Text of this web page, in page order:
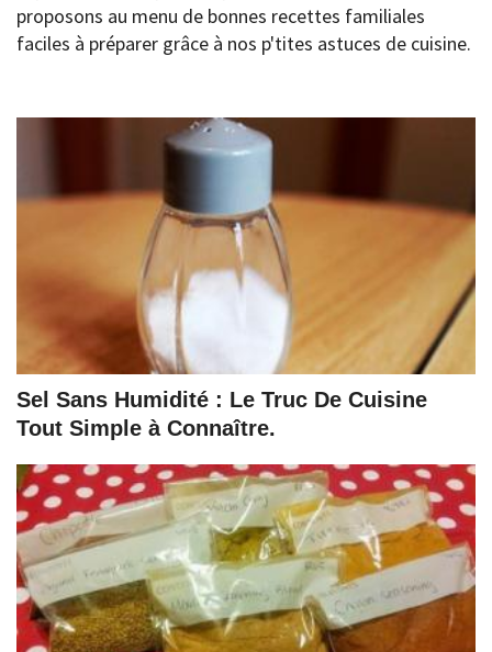
proposons au menu de bonnes recettes familiales
faciles à préparer grâce à nos p'tites astuces de cuisine.
Sel Sans Humidité : Le Truc De Cuisine
Tout Simple à Connaître.